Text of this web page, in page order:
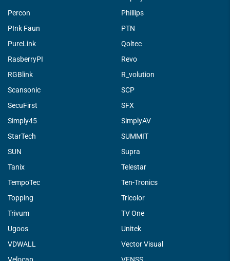
Percon
Phillips
PInk Faun
PTN
PureLink
Qoltec
RasberryPI
Revo
RGBlink
R_volution
Scansonic
SCP
SecuFirst
SFX
Simply45
SimplyAV
StarTech
SUMMIT
SUN
Supra
Tanix
Telestar
TempoTec
Ten-Tronics
Topping
Tricolor
Trivum
TV One
Ugoos
Unitek
VDWALL
Vector Visual